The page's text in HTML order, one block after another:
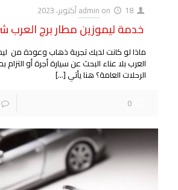
admin on 18 أكتوبر، 2023
خدمة ليموزين مطار برج
ماذا لو كانت لديك تجربة ذهاب وعودة من
العرب بلا عناء البحث عن سيارة أجرة أو التزام
الرحلات العامة؟ هنا يأتي[…]
0